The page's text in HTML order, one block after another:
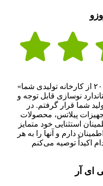
«من افتخار داشتم که در سال ۲۰۲۳ از کارخانه تولیدی شما
نوسازی قابل توجه و
شما قرار گرفتم. در
پیلاتس، محصولات
استثنایی خود متمایز
دارم و آنها را به هر
ای آر